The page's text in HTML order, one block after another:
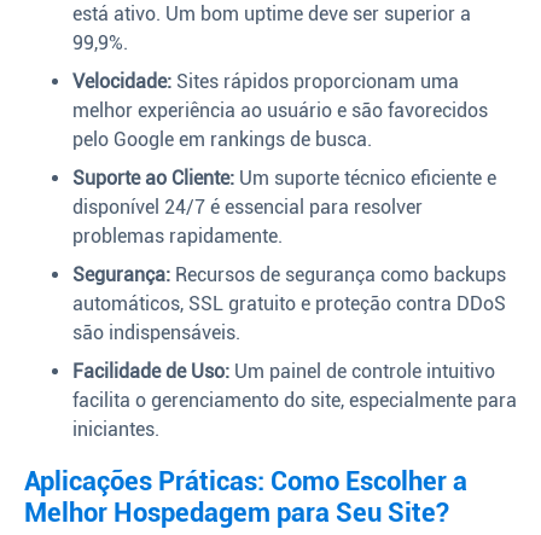
está ativo. Um bom uptime deve ser superior a
99,9%.
Velocidade: Sites rápidos proporcionam uma
melhor experiência ao usuário e são favorecidos
pelo Google em rankings de busca.
Suporte ao Cliente: Um suporte técnico eficiente e
disponível 24/7 é essencial para resolver
problemas rapidamente.
Segurança: Recursos de segurança como backups
automáticos, SSL gratuito e proteção contra DDoS
são indispensáveis.
Facilidade de Uso: Um painel de controle intuitivo
facilita o gerenciamento do site, especialmente para
iniciantes.
Aplicações Práticas: Como Escolher a
Melhor Hospedagem para Seu Site?